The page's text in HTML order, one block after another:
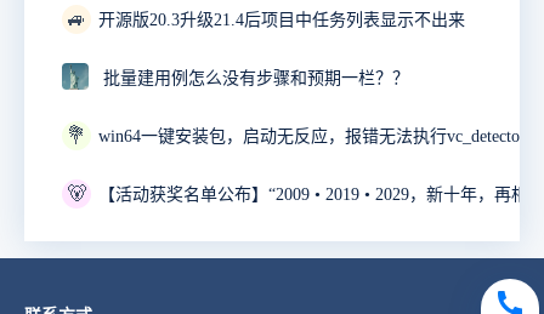
🚙 开源版20.3升级21.4后项目中任务列表显示不出来
批量建用例怎么没有步骤和预期一栏？？
💐
🐻